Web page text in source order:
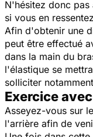
N'hésitez donc
si vous en
Afin d'obtenir une
peut être effectué
dans la main du
l'élastique se
solliciter
Exercice
Asseyez-vous sur
l'arrière afin de